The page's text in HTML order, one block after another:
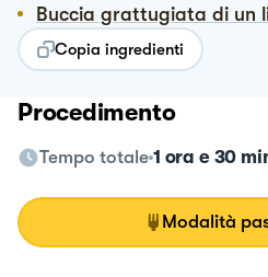
Buccia grattugiata di un
Copia ingredienti
Procedimento
Tempo totale 1 ora e 30
Modalità